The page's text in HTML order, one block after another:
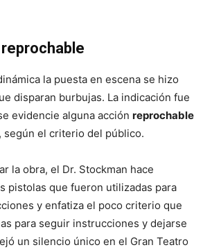
la puesta en escena se hizo
disparan burbujas. La indicación fue
evidencie alguna acción reprochable
según el criterio del público.
la obra, el Dr. Stockman hace
pistolas que fueron utilizadas para
y enfatiza el poco criterio que
para seguir instrucciones y dejarse
un silencio único en el Gran Teatro